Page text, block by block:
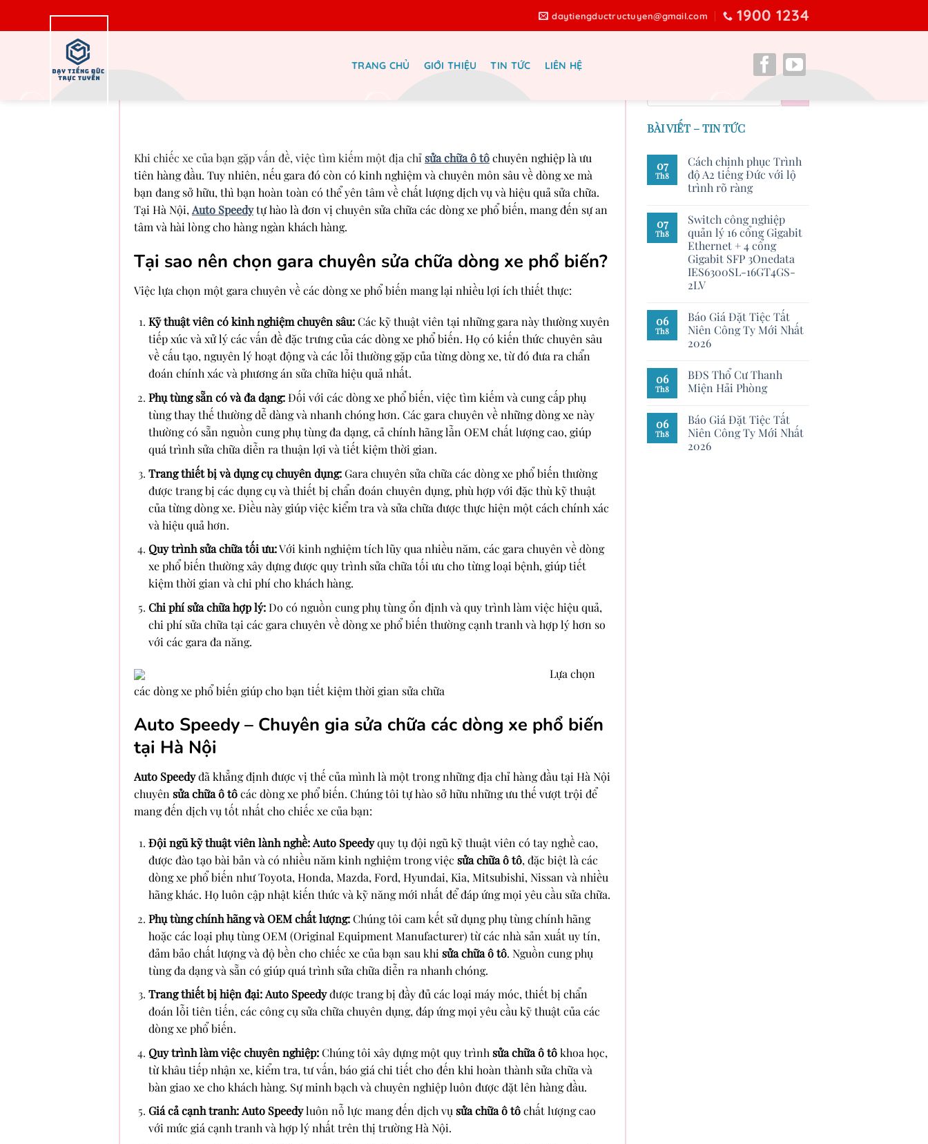
daytiengductructuyen@gmail.com 1900 1234
TRANG CHỦ GIỚI THIỆU TIN TỨC LIÊN HỆ
Khi chiếc xe của bạn gặp vấn đề, việc tìm kiếm một địa chỉ sửa chữa ô tôchuyên nghiệp là ưu
tiên hàng đầu. Tuy nhiên, nếu gara đó còn có kinh nghiệm và chuyên môn sâu về dòng xe mà
bạn đang sở hữu, thì bạn hoàn toàn có thể yên tâm về chất lượng dịch vụ và hiệu quả sửa chữa.
Tại Hà Nội, Auto Speedytự hào là đơn vị chuyên sửa chữa các dòng xe phổ biến, mang đến sự an
tâm và hài lòng cho hàng ngàn khách hàng.
Tại sao nên chọn gara chuyên sửa chữa dòng xe phổ biến?
Việc lựa chọn một gara chuyên về các dòng xe phổ biến mang lại nhiều lợi ích thiết thực:
Kỹ thuật viên có kinh nghiệm chuyên sâu:Các kỹ thuật viên tại những gara này thường xuyên
tiếp xúc và xử lý các vấn đề đặc trưng của các dòng xe phổ biến. Họ có kiến thức chuyên sâu
về cấu tạo, nguyên lý hoạt động và các lỗi thường gặp của từng dòng xe, từ đó đưa ra chẩn
đoán chính xác và phương án sửa chữa hiệu quả nhất.
Phụ tùng sẵn có và đa dạng:Đối với các dòng xe phổ biến, việc tìm kiếm và cung cấp phụ
tùng thay thế thường dễ dàng và nhanh chóng hơn. Các gara chuyên về những dòng xe này
thường có sẵn nguồn cung phụ tùng đa dạng, cả chính hãng lẫn OEM chất lượng cao, giúp
quá trình sửa chữa diễn ra thuận lợi và tiết kiệm thời gian.
Trang thiết bị và dụng cụ chuyên dụng:Gara chuyên sửa chữa các dòng xe phổ biến thường
được trang bị các dụng cụ và thiết bị chẩn đoán chuyên dụng, phù hợp với đặc thù kỹ thuật
của từng dòng xe. Điều này giúp việc kiểm tra và sửa chữa được thực hiện một cách chính xác
và hiệu quả hơn.
Quy trình sửa chữa tối ưu:Với kinh nghiệm tích lũy qua nhiều năm, các gara chuyên về dòng
xe phổ biến thường xây dựng được quy trình sửa chữa tối ưu cho từng loại bệnh, giúp tiết
kiệm thời gian và chi phí cho khách hàng.
Chi phí sửa chữa hợp lý:Do có nguồn cung phụ tùng ổn định và quy trình làm việc hiệu quả,
chi phí sửa chữa tại các gara chuyên về dòng xe phổ biến thường cạnh tranh và hợp lý hơn so
với các gara đa năng.
Lựa chọn
các dòng xe phổ biến giúp cho bạn tiết kiệm thời gian sửa chữa
Auto Speedy – Chuyên gia sửa chữa các dòng xe phổ biến
tại Hà Nội
Auto Speedyđã khẳng định được vị thế của mình là một trong những địa chỉ hàng đầu tại Hà Nội
chuyên sửa chữa ô tôcác dòng xe phổ biến. Chúng tôi tự hào sở hữu những ưu thế vượt trội để
mang đến dịch vụ tốt nhất cho chiếc xe của bạn:
Đội ngũ kỹ thuật viên lành nghề: Auto Speedyquy tụ đội ngũ kỹ thuật viên có tay nghề cao,
được đào tạo bài bản và có nhiều năm kinh nghiệm trong việc sửa chữa ô tô, đặc biệt là các
dòng xe phổ biến như Toyota, Honda, Mazda, Ford, Hyundai, Kia, Mitsubishi, Nissan và nhiều
hãng khác. Họ luôn cập nhật kiến thức và kỹ năng mới nhất để đáp ứng mọi yêu cầu sửa chữa.
Phụ tùng chính hãng và OEM chất lượng:Chúng tôi cam kết sử dụng phụ tùng chính hãng
hoặc các loại phụ tùng OEM (Original Equipment Manufacturer) từ các nhà sản xuất uy tín,
đảm bảo chất lượng và độ bền cho chiếc xe của bạn sau khi sửa chữa ô tô. Nguồn cung phụ
tùng đa dạng và sẵn có giúp quá trình sửa chữa diễn ra nhanh chóng.
Trang thiết bị hiện đại: Auto Speedyđược trang bị đầy đủ các loại máy móc, thiết bị chẩn
đoán lỗi tiên tiến, các công cụ sửa chữa chuyên dụng, đáp ứng mọi yêu cầu kỹ thuật của các
dòng xe phổ biến.
Quy trình làm việc chuyên nghiệp:Chúng tôi xây dựng một quy trình sửa chữa ô tôkhoa học,
từ khâu tiếp nhận xe, kiểm tra, tư vấn, báo giá chi tiết cho đến khi hoàn thành sửa chữa và
bàn giao xe cho khách hàng. Sự minh bạch và chuyên nghiệp luôn được đặt lên hàng đầu.
Giá cả cạnh tranh:Auto Speedyluôn nỗ lực mang đến dịch vụsửa chữa ô tôchất lượng cao
với mức giá cạnh tranh và hợp lý nhất trên thị trường Hà Nội.
BÀI VIẾT – TIN TỨC
07
Th8
Cách chinh phục Trình
độ A2 tiếng Đức với lộ
trình rõ ràng
07
Th8
Switch công nghiệp
quản lý 16 cổng Gigabit
Ethernet + 4 cổng
Gigabit SFP 3Onedata
IES6300SL-16GT4GS-
2LV
06
Th8
Báo Giá Đặt Tiệc Tất
Niên Công Ty Mới Nhất
2026
06
Th8
BĐS Thổ Cư Thanh
Miện Hải Phòng
06
Th8
Báo Giá Đặt Tiệc Tất
Niên Công Ty Mới Nhất
2026